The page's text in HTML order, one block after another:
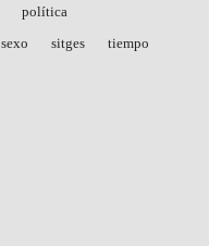
política
sexo sitges
tiempo